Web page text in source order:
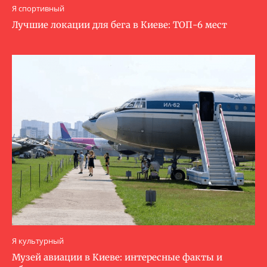
Я спортивный
Лучшие локации для бега в Киеве: ТОП-6 мест
Я культурный
Музей авиации в Киеве: интересные факты и